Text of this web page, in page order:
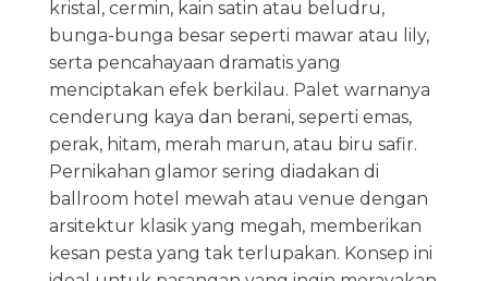
kristal, cermin, kain satin atau beludru,
bunga-bunga besar seperti mawar atau lily,
serta pencahayaan dramatis yang
menciptakan efek berkilau. Palet warnanya
cenderung kaya dan berani, seperti emas,
perak, hitam, merah marun, atau biru safir.
Pernikahan glamor sering diadakan di
ballroom hotel mewah atau venue dengan
arsitektur klasik yang megah, memberikan
kesan pesta yang tak terlupakan. Konsep ini